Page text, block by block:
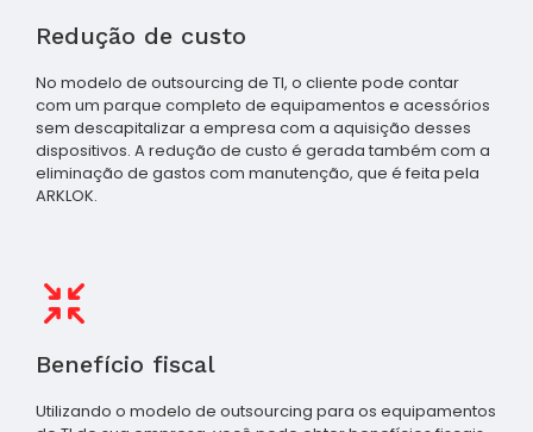
Redução de custo
No modelo de outsourcing de TI, o cliente pode contar
com um parque completo de equipamentos e acessórios
sem descapitalizar a empresa com a aquisição desses
dispositivos. A redução de custo é gerada também com a
eliminação de gastos com manutenção, que é feita pela
ARKLOK.
Benefício fiscal
Utilizando o modelo de outsourcing para os equipamentos